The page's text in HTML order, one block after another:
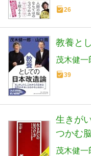
26
教養と
茂木健一
39
生きが
つかむ
茂木健一